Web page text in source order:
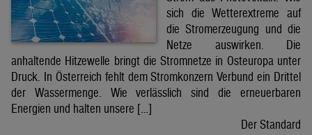
sich die Wetterextreme auf
die Stromerzeugung und die
Netze auswirken. Die
anhaltende Hitzewelle bringt die Stromnetze in Osteuropa unter
Druck. In Österreich fehlt dem Stromkonzern Verbund ein Drittel
der Wassermenge. Wie verlässlich sind die erneuerbaren
Energien und halten unsere […]
Der Standard